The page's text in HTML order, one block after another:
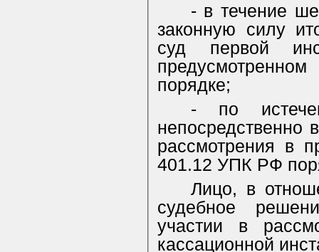
- в течение
законную силу
суд первой
порядке;
- по
непосредственно
рассмотрения в
401.12 УПК РФ
Лицо, в
судебное
участии в
кассационной